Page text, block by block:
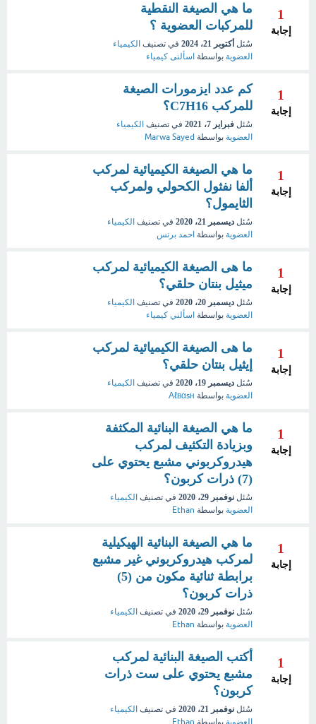
1
إجابة
ما هي الصيغة النقطية
للمركبات العضوية ؟
سُئل أكتوبر 21، 2024 في تصنيف الكيمياء
العضوية بواسطة اسألنى كيمياء
1
إجابة
كم عدد ايزمورات الصيغة
للمركب C7H16؟
سُئل فبراير 7، 2021 في تصنيف الكيمياء
العضوية بواسطة Marwa Sayed
1
إجابة
ما هي الصيغة الكيميائية لمركب
ألفا نفثول الكحولي ولمركب
الثايمول؟
سُئل ديسمبر 21، 2020 في تصنيف الكيمياء
العضوية بواسطة احمد برنس
1
إجابة
ما هى الصيغة الكيميائية لمركب
ميثيل بنتان حلقي؟
سُئل ديسمبر 20، 2020 في تصنيف الكيمياء
العضوية بواسطة اسألني كيمياء
1
إجابة
ما هى الصيغة الكيميائية لمركب
إيثيل بنتان حلقي؟
سُئل ديسمبر 19، 2020 في تصنيف الكيمياء
العضوية بواسطة Αℓвαsн
1
إجابة
ما هي الصيغة البنائية المكثفة
وبزيادة التكثيف لمركب
هيدروكربوني مشبع يحتوي على
(7) ذرات كربون؟
سُئل نوفمبر 29، 2020 في تصنيف الكيمياء
العضوية بواسطة Ethan
1
إجابة
ما هي الصيغة البنائية الهيكيلية
لمركب هيدروكربوني غير مشبع
برابطة ثنائية مكون من (5)
ذرات كربون؟
سُئل نوفمبر 29، 2020 في تصنيف الكيمياء
العضوية بواسطة Ethan
1
إجابة
أكتب الصيغة البنائية لمركب
مشبع يحتوي على ست ذرات
كربون؟
سُئل نوفمبر 21، 2020 في تصنيف الكيمياء
العضوية بواسطة Ethan